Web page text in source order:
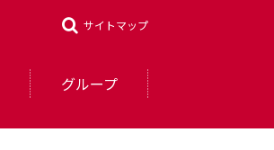
サイトマップ
グループ